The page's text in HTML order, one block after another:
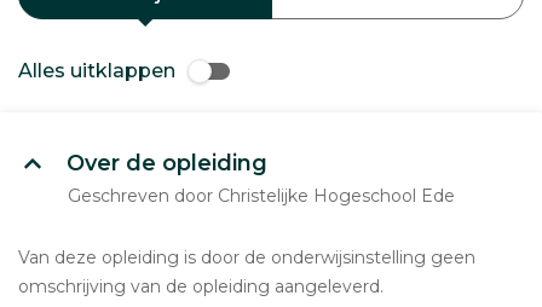
Alles uitklappen
Over de opleiding
Geschreven door Christelijke Hogeschool Ede
Van deze opleiding is door de onderwijsinstelling geen
omschrijving van de opleiding aangeleverd.